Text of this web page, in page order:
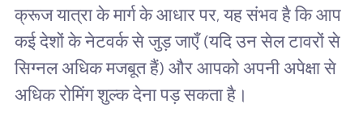
क्रूज यात्रा के मार्ग के आधार पर, यह संभव है कि आप
कई देशों के नेटवर्क से जुड़ जाएँ (यदि उन सेल टावरों से
सिग्नल अधिक मजबूत हैं) और आपको अपनी अपेक्षा से
अधिक रोमिंग शुल्क देना पड़ सकता है।